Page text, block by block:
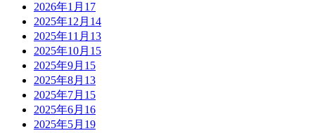
2026年1月 17
2025年12月 14
2025年11月 13
2025年10月 15
2025年9月 15
2025年8月 13
2025年7月 15
2025年6月 16
2025年5月 19